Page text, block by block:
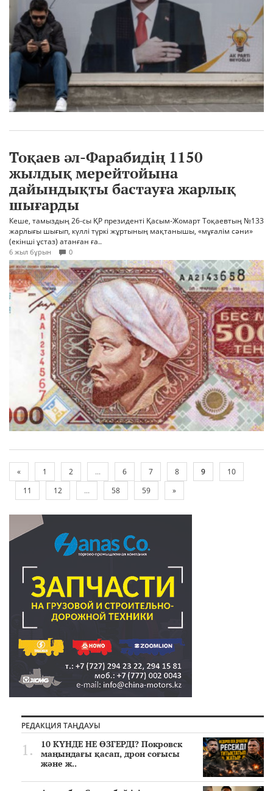
Тоқаев әл-Фарабидің 1150
жылдық мерейтойына
дайындықты бастауға жарлық
шығарды
Кеше, тамыздың 26-сы ҚР президенті Қасым-Жомарт Тоқаевтың №133
жарлығы шығып, күллі түркі жұртының мақтанышы, «мұғалім сәни»
(екінші ұстаз) атанған ға..
6 жыл бұрын 0
« 1 2 ... 6 7 8 9
10
11
12 ... 58 59 »
РЕДАКЦИЯ ТАҢДАУЫ
10 КҮНДЕ НЕ ӨЗГЕРДІ? Покровск
маңындағы қасап, дрон соғысы
және ж..